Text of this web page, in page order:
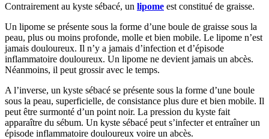
Contrairement au kyste sébacé, un lipome est constitué de graisse.
Un lipome se présente sous la forme d’une boule de graisse sous la
peau, plus ou moins profonde, molle et bien mobile. Le lipome n’est
jamais douloureux. Il n’y a jamais d’infection et d’épisode
inflammatoire douloureux. Un lipome ne devient jamais un abcès.
Néanmoins, il peut grossir avec le temps.
A l’inverse, un kyste sébacé se présente sous la forme d’une boule
sous la peau, superficielle, de consistance plus dure et bien mobile. Il
peut être surmonté d’un point noir. La pression du kyste fait
apparaître du sébum. Un kyste sébacé peut s’infecter et entraîner un
épisode inflammatoire douloureux voire un abcès.